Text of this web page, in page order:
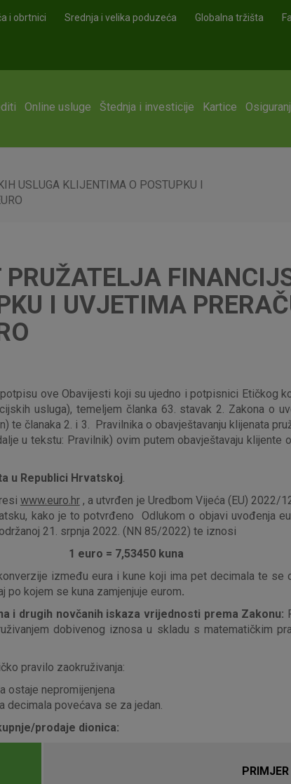
i obrtnici Srednja i velika poduzeća Globalna tržišta
Online usluge Štednja i investicije Kartice
USLUGA KLIJENTIMA O POSTUPKU I
I UVJETIMA
ove Obavijesti koji su ujedno i potpisnici Etičkog
usluga), temeljem članka 63. stavak 2. Zakona o
članaka 2. i 3. Pravilnika o obavještavanju klijenata
u tekstu: Pravilnik) ovim putem obavještavaju klijente
u Republici Hrvatskoj.
www.euro.hr, a utvrđen je Uredbom Vijeća (EU) 2022/
kako je to potvrđeno Odlukom o objavi uvođenja
21. srpnja 2022. (NN 85/2022) te iznosi
1 euro = 7,53450 kuna
između eura i kune koji ima pet decimala te se
po kojem se kuna zamjenjuje eurom.
i drugih novčanih iskaza vrijednosti prema Zakonu:
dobivenog iznosa u skladu s matematičkim
pravilo zaokruživanja:
ostaje nepromijenjena
decimala povećava se za jedan.
prodaje dionica: